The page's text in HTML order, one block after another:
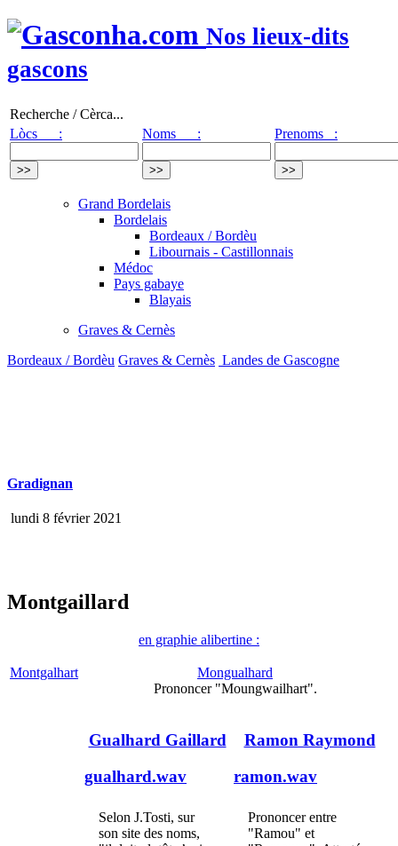
Nos lieux-dits
gascons
Recherche / Cèrca...
Lòcs :
Noms : Prenoms :
Grand Bordelais
Bordelais
Bordeaux / Bordèu
Libournais - Castillonnais
Médoc
Pays gabaye
Blayais
Graves & Cernès
Bordeaux / Bordèu Graves & Cernès Landes de Gascogne
Gradignan
lundi 8 février 2021
Montgaillard
en graphie alibertine :
Montgalhart
Mongualhard
Prononcer "Moungwailhart".
Gualhard Gaillard
gualhard.wav
Selon J.Tosti, sur
son site des noms,
Ramon Raymond
ramon.wav
Prononcer entre
"Ramou" et